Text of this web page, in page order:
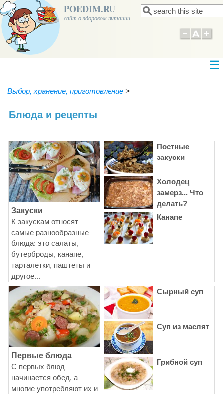
POEDIM.RU
сайт о здоровом питании Форма поиска
Поиск
Выбор, хранение, приготовление >
Блюда и рецепты
Закуски
К закускам относят
самые разнообразные
блюда: это салаты,
бутерброды, канапе,
тарталетки, паштеты и
другое...
Постные
закуски
Холодец
замерз... Что
делать?
Канапе
Первые блюда
С первых блюд
начинается обед, а
многие употребляют их и
Сырный суп
Суп из маслят
Грибной суп